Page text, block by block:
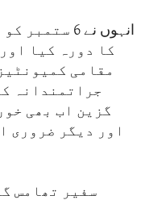
انہوں نے 6
کا دورہ کیا
مقامی
جراتمندانہ
گزین اب بھی
اور دیگر ضروری
سفیر تھامس